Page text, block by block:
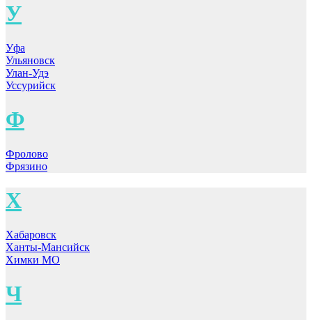
У
Уфа
Ульяновск
Улан-Удэ
Уссурийск
Ф
Фролово
Фрязино
Х
Хабаровск
Ханты-Мансийск
Химки МО
Ч